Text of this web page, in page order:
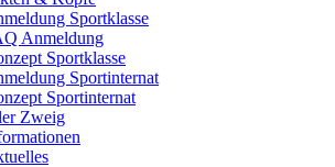
Sportklasse
Anmeldung
Sportklasse
Sportinternat
Sportinternat
Zweig